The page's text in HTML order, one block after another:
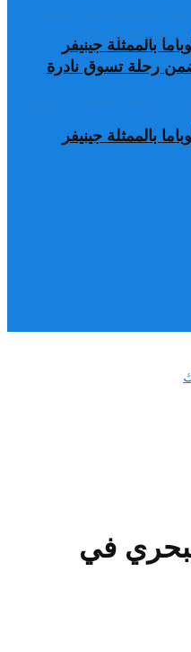
بالممثلة جينيفر
رحلة تسوق نادرة
بالممثلة جينيفر
في